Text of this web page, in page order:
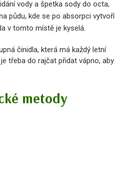
vody a špetka sody do octa,
půdu, kde se po absorpci vytvoří
v tomto místě je kyselá.
činidla, která má každý letní
třeba do rajčat přidat vápno, aby
metody